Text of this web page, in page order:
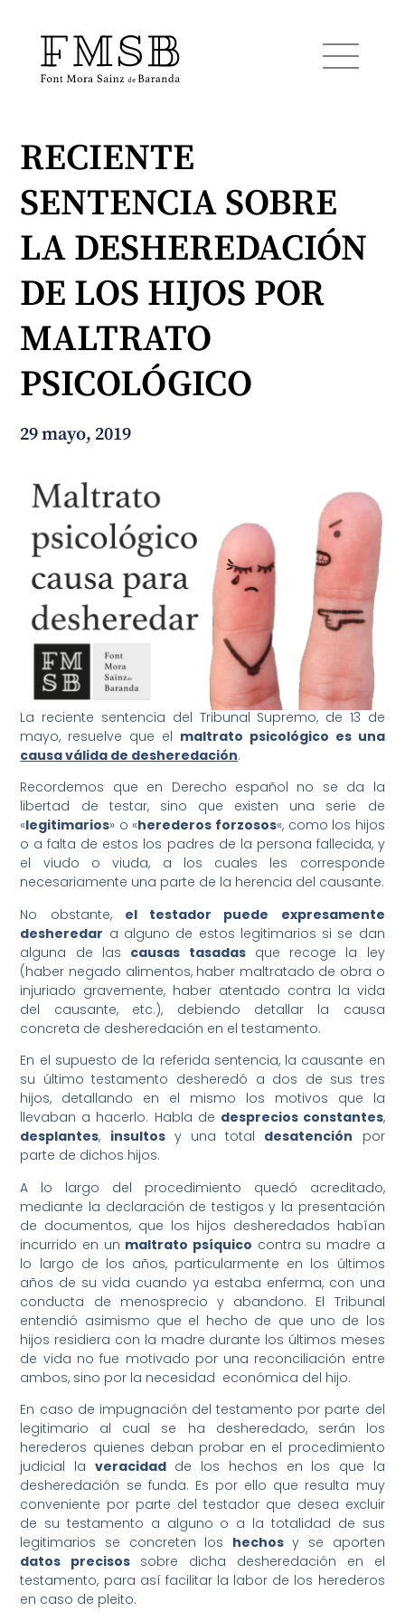
Inicio
Font Mora Sainz de Baranda
Servicios
Noticias
RECIENTE
SENTENCIA SOBRE
LA DESHEREDACIÓN
DE LOS HIJOS POR
MALTRATO
PSICOLÓGICO
29 mayo, 2019
La reciente sentencia del Tribunal Supremo, de 13 de
mayo, resuelve que el maltrato psicológico es una
causa válida de desheredación.
Recordemos que en Derecho español no se da la
libertad de testar, sino que existen una serie de
«legitimarios» o «herederos forzosos«, como los hijos
o a falta de estos los padres de la persona fallecida, y
el viudo o viuda, a los cuales les corresponde
necesariamente una parte de la herencia del causante.
No obstante, el testador puede expresamente
desheredar a alguno de estos legitimarios si se dan
alguna de las causas tasadasque recoge la ley
(haber negado alimentos, haber maltratado de obra o
injuriado gravemente, haber atentado contra la vida
del causante, etc.), debiendo detallar la causa
concreta de desheredación en el testamento.
En el supuesto de la referida sentencia, la causante en
su último testamento desheredó a dos de sus tres
hijos, detallando en el mismo los motivos que la
llevaban a hacerlo. Habla de desprecios constantes,
desplantes, insultosy una total desatención por
parte de dichos hijos.
A lo largo del procedimiento quedó acreditado,
mediante la declaración de testigos y la presentación
de documentos, que los hijos desheredados habían
incurrido en un maltrato psíquico contra su madre a
lo largo de los años, particularmente en los últimos
años de su vida cuando ya estaba enferma, con una
conducta de menosprecio y abandono. El Tribunal
entendió asimismo que el hecho de que uno de los
hijos residiera con la madre durante los últimos meses
de vida no fue motivado por una reconciliación entre
ambos, sino por la necesidad económica del hijo.
En caso de impugnación del testamento por parte del
legitimario al cual se ha desheredado, serán los
herederos quienes deban probar en el procedimiento
judicial la veracidadde los hechos en los que la
desheredación se funda. Es por ello que resulta muy
conveniente por parte del testador que desea excluir
de su testamento a alguno o a la totalidad de sus
legitimarios se concreten los hechosy se aporten
datos precisos sobre dicha desheredación en el
testamento, para así facilitar la labor de los herederos
en caso de pleito.